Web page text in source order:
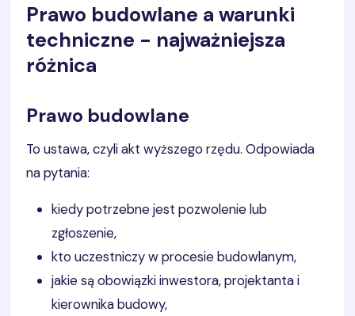
Prawo budowlane a warunki
techniczne - najważniejsza
różnica
Prawo budowlane
To ustawa, czyli akt wyższego rzędu. Odpowiada
na pytania:
kiedy potrzebne jest pozwolenie lub
zgłoszenie,
kto uczestniczy w procesie budowlanym,
jakie są obowiązki inwestora, projektanta i
kierownika budowy,